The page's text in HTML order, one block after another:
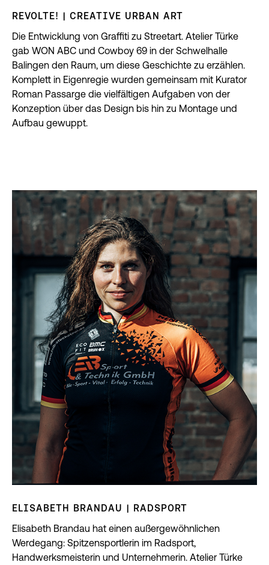
REVOLTE! | CREATIVE URBAN ART
Die Entwicklung von Graffiti zu Streetart. Atelier Türke
gab WON ABC und Cowboy 69 in der Schwelhalle
Balingen den Raum, um diese Geschichte zu erzählen.
Komplett in Eigenregie wurden gemeinsam mit Kurator
Roman Passarge die vielfältigen Aufgaben von der
Konzeption über das Design bis hin zu Montage und
Aufbau gewuppt.
ELISABETH BRANDAU | RADSPORT
Elisabeth Brandau hat einen außergewöhnlichen
Werdegang: Spitzensportlerin im Radsport,
Handwerksmeisterin und Unternehmerin. Atelier Türke